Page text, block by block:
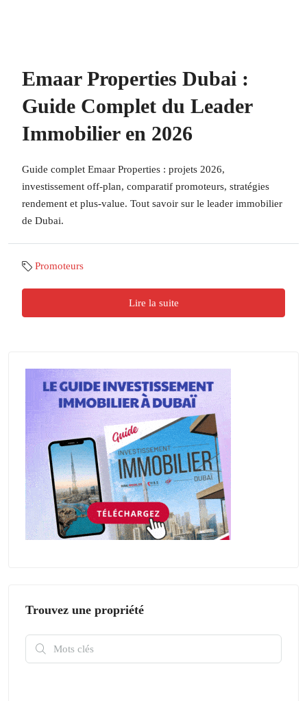
Emaar Properties Dubai :
Guide Complet du Leader
Immobilier en 2026
Guide complet Emaar Properties : projets 2026,
investissement off-plan, comparatif promoteurs, stratégies
rendement et plus-value. Tout savoir sur le leader immobilier
de Dubai.
Promoteurs
Lire la suite
Trouvez une propriété